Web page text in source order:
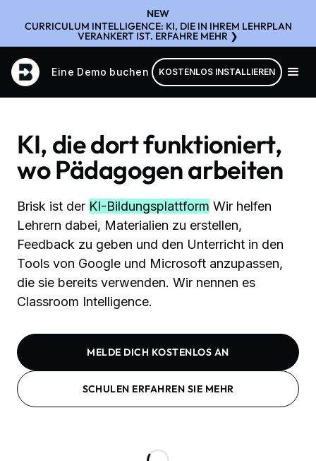
NEW
CURRICULUM INTELLIGENCE: KI, DIE IN IHREM LEHRPLAN
VERANKERT IST. ERFAHRE MEHR ❯
Eine Demo buchen KOSTENLOS INSTALLIEREN
KI, die dort funktioniert,
wo Pädagogen arbeiten
Brisk ist der KI-Bildungsplattform Wir helfen
Lehrern dabei, Materialien zu erstellen,
Feedback zu geben und den Unterricht in den
Tools von Google und Microsoft anzupassen,
die sie bereits verwenden. Wir nennen es
Classroom Intelligence.
MELDE DICH KOSTENLOS AN
SCHULEN ERFAHREN SIE MEHR